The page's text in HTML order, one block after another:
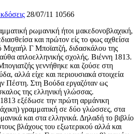
28/07/11 10566
ρωμανική ήτοι μακεδονοβλαχική,
και πρώτον είς το φως αχθείσα
Μιχαήλ Γ Μποϊατζή, διδασκάλου της
απλοελληνικής σχολής. Βιέννη 1813.
γεννήθηκε και ζούσε στη
αλλά είχε και περιουσιακά στοιχεία
Πέστη. Στη Βούδα εργαζόταν ως
της ελληνική γλώσσας.
εξέδωσε την πρώτη αρμάνικη
γραμματική σε δύο γλώσσες, στα
και στα ελληνικά. Δηλαδή το βιβλίο
βλάχους του εξωτερικού αλλά και